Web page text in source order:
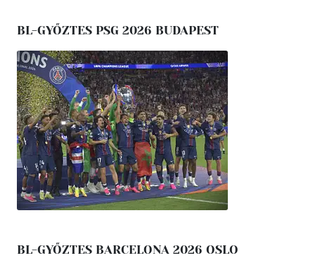
BL-GYŐZTES PSG 2026 BUDAPEST
BL-GYŐZTES BARCELONA 2026 OSLO